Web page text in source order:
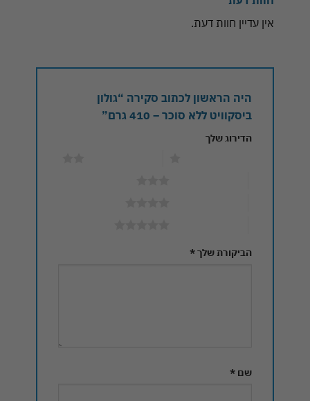
אין עדיין חוות דעת.
היה הראשון לכתוב סקירה “גולון
ביסקוויט ללא סוכר – 410 גרם”
הדירוג שלך
הביקורת שלך*
שם *